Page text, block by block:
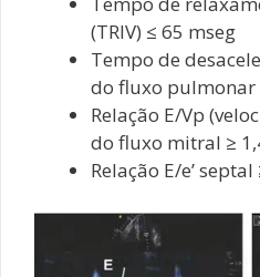
(TRIV) ≤ 65 mseg
Tempo de
do fluxo pulmonar
Relação E/Vp
do fluxo mitral ≥
Relação E/e’ septal